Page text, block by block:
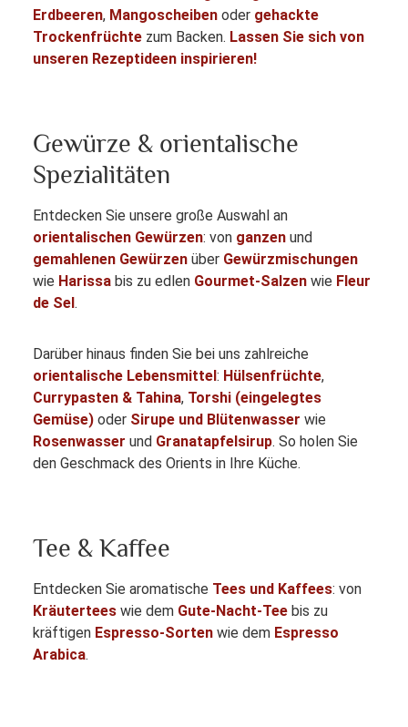
Erdbeeren, Mangoscheiben oder gehackte
Trockenfrüchte zum Backen. Lassen Sie sich von
unseren Rezeptideen inspirieren!
Gewürze & orientalische
Spezialitäten
Entdecken Sie unsere große Auswahl an
orientalischen Gewürzen: von ganzen und
gemahlenen Gewürzen über Gewürzmischungen
wie Harissa bis zu edlen Gourmet-Salzen wie Fleur
de Sel .
Darüber hinaus finden Sie bei uns zahlreiche
orientalische Lebensmittel : Hülsenfrüchte,
Currypasten & Tahina, Torshi (eingelegtes
Gemüse) oder Sirupe und Blütenwasser wie
Rosenwasser und Granatapfelsirup. So holen Sie
den Geschmack des Orients in Ihre Küche.
Tee & Kaffee
Entdecken Sie aromatische Tees und Kaffees: von
Kräutertees wie dem Gute-Nacht-Tee bis zu
kräftigen Espresso-Sorten wie dem Espresso
Arabica.